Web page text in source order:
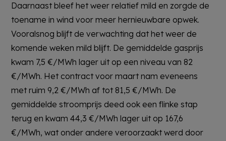
Daarnaast bleef het weer relatief mild en zorgde de
toename in wind voor meer hernieuwbare opwek.
Vooralsnog blijft de verwachting dat het weer de
komende weken mild blijft. De gemiddelde gasprijs
kwam 7,5 €/MWh lager uit op een niveau van 82
€/MWh. Het contract voor maart nam eveneens
met ruim 9,2 €/MWh af tot 81,5 €/MWh. De
gemiddelde stroomprijs deed ook een flinke stap
terug en kwam 44,3 €/MWh lager uit op 167,6
€/MWh, wat onder andere veroorzaakt werd door